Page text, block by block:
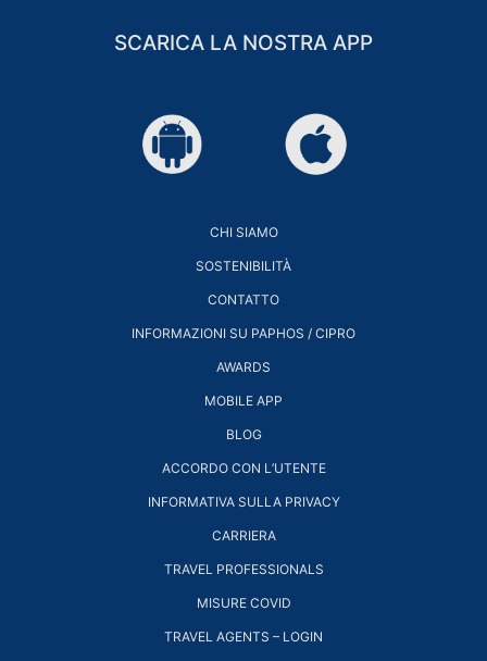
SCARICA LA NOSTRA APP
CHI SIAMO
SOSTENIBILITÀ
CONTATTO
INFORMAZIONI SU PAPHOS / CIPRO
AWARDS
MOBILE APP
BLOG
ACCORDO CON L’UTENTE
INFORMATIVA SULLA PRIVACY
CARRIERA
TRAVEL PROFESSIONALS
MISURE COVID
TRAVEL AGENTS – LOGIN